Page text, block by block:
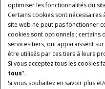
Conditions générales d'utilisation
Mentions légales
Paramètres
Telematics avis de confidentialité
© 2026 CNH Industrial America
trademark of CNH Industrial
optimiser les fonctionnalités du
Certains cookies sont
site web ne peut pas fonctionner
cookies sont optionnels ; certains
services tiers, qui apparaissent
être utilisés par ces tiers à leurs
Si vous acceptez tous les cookies
tous".
Si vous souhaitez en savoir plus